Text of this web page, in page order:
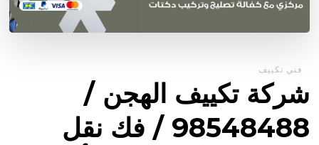
فني تكييف
شركة تكييف الهجن /
98548488 / فك نقل